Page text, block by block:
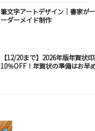
筆文字アートデザイン｜書家が
ーダーメイド制作
【12/20まで】2026年版年賀状
10％OFF！年賀状の準備はお早